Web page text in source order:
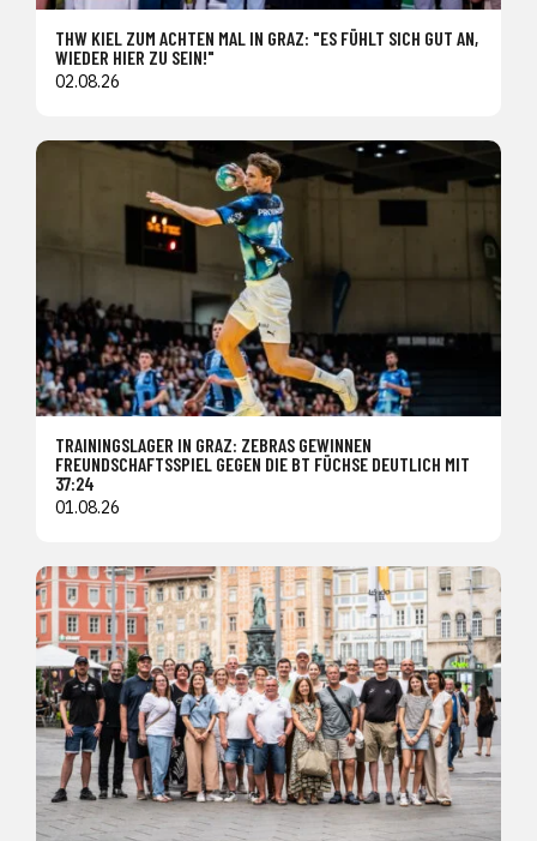
THW KIEL ZUM ACHTEN MAL IN GRAZ: "ES FÜHLT SICH GUT AN,
WIEDER HIER ZU SEIN!"
02.08.26
TRAININGSLAGER IN GRAZ: ZEBRAS GEWINNEN
FREUNDSCHAFTSSPIEL GEGEN DIE BT FÜCHSE DEUTLICH MIT
37:24
01.08.26